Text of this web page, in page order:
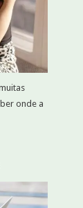
onde a